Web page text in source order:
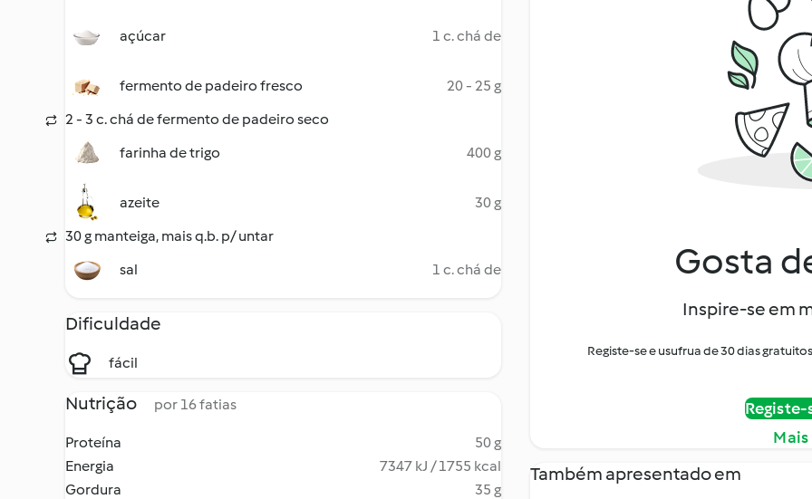
açúcar 1 c. chá de
fermento de padeiro fresco
20 - 25 g
2 - 3 c. chá de fermento de padeiro seco
farinha de trigo
400 g
azeite
30 g
30 g manteiga, mais q.b. p/ untar
sal
1 c. chá de
Dificuldade
fácil
Nutrição por 16 fatias
Proteína
50 g
Energia
7347 kJ / 1755 kcal
Gordura
35 g
Gosta
Inspire-se em
Registe-se e usufrua de 30 dias
Também apresentado em